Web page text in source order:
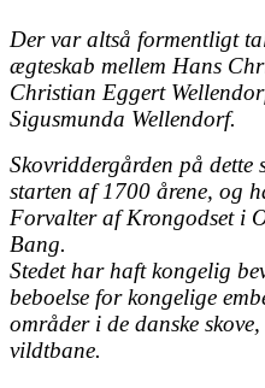
Der var altså formentligt
ægteskab mellem Hans
Christian Eggert
Sigusmunda Wellendorf.
Skovriddergården på dette
starten af 1700 årene, og
Forvalter af Krongodset i
Bang.
Stedet har haft kongelig
beboelse for kongelige
områder i de danske
vildtbane.